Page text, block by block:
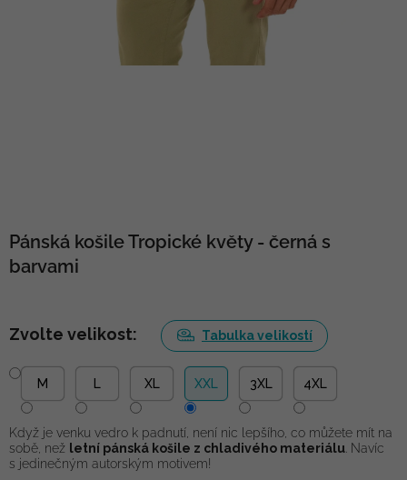
Pánská košile Tropické květy - černá s
barvami
Zvolte velikost: Tabulka velikostí
M XL XXL 3XL 4XL
Když je venku vedro k padnutí, není nic lepšího, co můžete mít na
sobě, než letní pánská košile z chladivého materiálu . Navíc
s jedinečným autorským motivem!